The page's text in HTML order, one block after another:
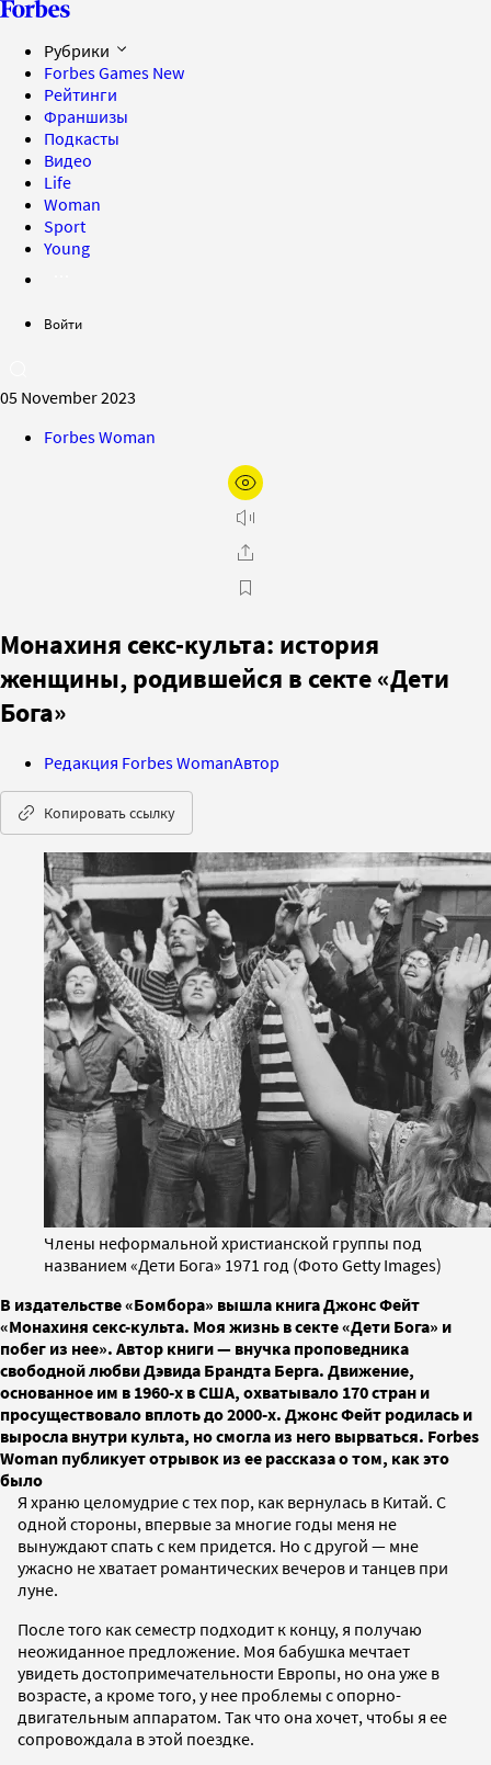
Рубрики
Forbes Games New
Рейтинги
Франшизы
Подкасты
Видео
Life
Woman
Sport
Young
Войти
05 November 2023
Forbes Woman
Монахиня секс-культа: история
женщины, родившейся в секте «Дети
Бога»
Редакция Forbes WomanАвтор
Копировать ссылку
Члены неформальной христианской группы под
названием «Дети Бога» 1971 год (Фото Getty Images)
В издательстве «Бомбора» вышла книга Джонс Фейт
«Монахиня секс-культа. Моя жизнь в секте «Дети Бога» и
побег из нее». Автор книги — внучка проповедника
свободной любви Дэвида Брандта Берга. Движение,
основанное им в 1960-х в США, охватывало 170 стран и
просуществовало вплоть до 2000-х. Джонс Фейт родилась и
выросла внутри культа, но смогла из него вырваться. Forbes
Woman публикует отрывок из ее рассказа о том, как это
было
Я храню целомудрие с тех пор, как вернулась в Китай. С
одной стороны, впервые за многие годы меня не
вынуждают спать с кем придется. Но с другой — мне
ужасно не хватает романтических вечеров и танцев при
луне.
После того как семестр подходит к концу, я получаю
неожиданное предложение. Моя бабушка мечтает
увидеть достопримечательности Европы, но она уже в
возрасте, а кроме того, у нее проблемы с опорно-
двигательным аппаратом. Так что она хочет, чтобы я ее
сопровождала в этой поездке.